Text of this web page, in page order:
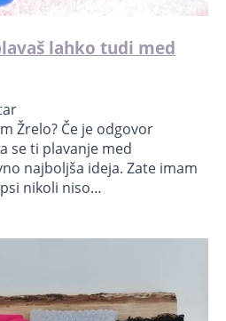
lahko tudi med
Žrelo? Če je odgovor
se ti plavanje med
najboljša ideja. Zate imam
nikoli niso…